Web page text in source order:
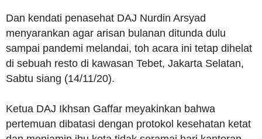
Dan kendati penasehat DAJ Nurdin Arsyad
menyarankan agar arisan bulanan ditunda dulu
sampai pandemi melandai, toh acara ini tetap dihelat
di sebuah resto di kawasan Tebet, Jakarta Selatan,
Sabtu siang (14/11/20).
Ketua DAJ Ikhsan Gaffar meyakinkan bahwa
pertemuan dibatasi dengan protokol kesehatan ketat